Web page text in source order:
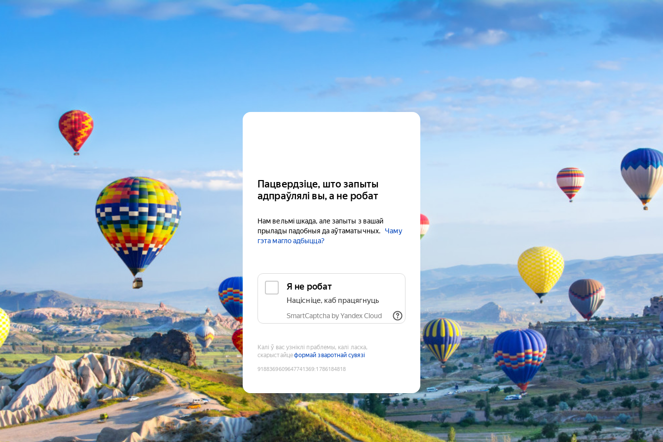
Пацвердзіце, што запыты
адпраўлялі вы, а не робат
Нам вельмі шкада, але запыты з вашай
прылады падобныя да аўтаматычных.
Чаму
гэта магло адбыцца?
Я не робат
Націсніце, каб працягнуць
SmartCaptcha by Yandex Cloud
Калі ў вас узніклі праблемы, калі ласка,
скарыстайцеформай зваротнай сувязі
9188369609647741369:1786184818